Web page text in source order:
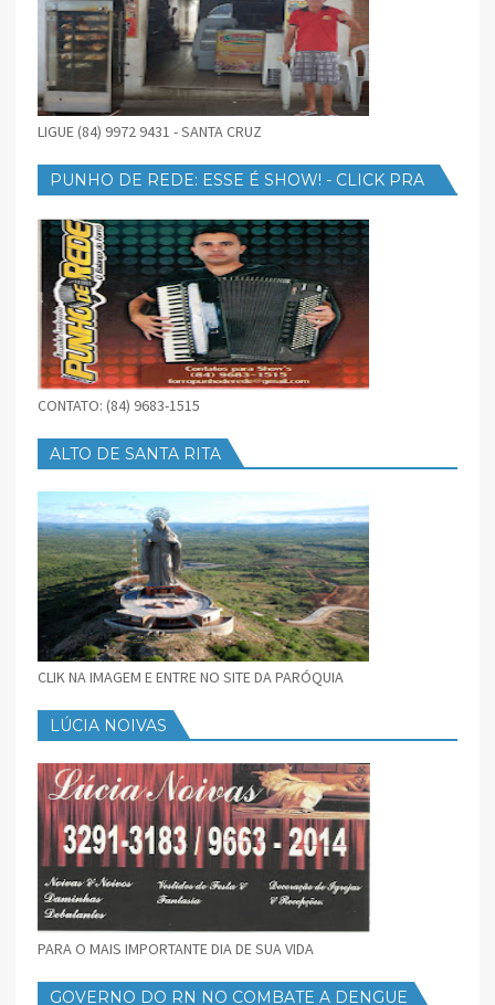
LIGUE (84) 9972 9431 - SANTA CRUZ
PUNHO DE REDE: ESSE É SHOW! - CLICK PRA
CONTATO: (84) 9683-1515
ALTO DE SANTA RITA
CLIK NA IMAGEM E ENTRE NO SITE DA PARÓQUIA
LÚCIA NOIVAS
PARA O MAIS IMPORTANTE DIA DE SUA VIDA
GOVERNO DO RN NO COMBATE A DENGUE